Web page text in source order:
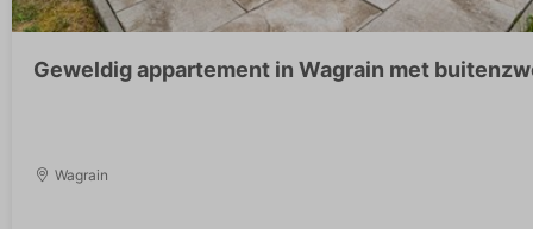
Geweldig appartement in Wagrain met
Wagrain